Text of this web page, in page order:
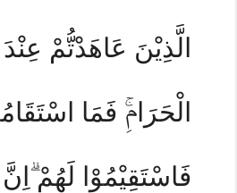
الَّذِيْنَ عَاهَدْتُّمْ
الْحَرَامِۚ فَمَا
فَاسْتَقِيْمُوْا لَهُمْ ۗاِنَّ